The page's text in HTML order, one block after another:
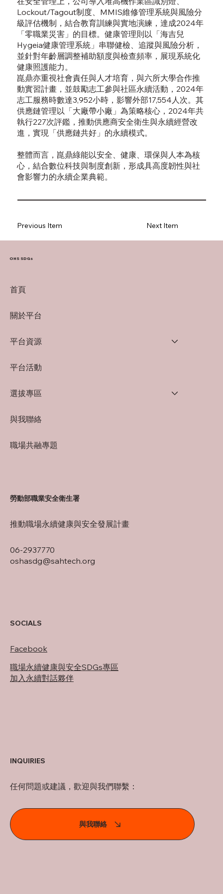
Lockout/Tagout制度、MMIS維修管理系統與風險分
級評估機制，結合教育訓練與實地演練，達成2024年
「零職業災害」的目標。健康管理則以「海吉兒
Hygeia健康管理系統」串聯健檢、追蹤與風險分析，
並針對年齡層調整補助額度與檢查頻率，展現系統化
健康照護能力。
崑鼎亦重視社會責任與人才培育，與六所大學合作推
動實習計畫，並鼓勵志工參與社區永續活動，2024年
志工服務時數達3,952小時，影響外部17,554人次。其
供應鏈管理以「大廠帶小廠」為策略核心，2024年共
執行227次評鑑，推動供應商安全衛生與永續經營改
進，實現「供應鏈共好」的永續模式。
整體而言，崑鼎綠能以安全、健康、環保與人本為核
心，結合數位科技與制度創新，形成具高度韌性與社
會影響力的永續企業典範。
Previous Item Next Item
OHS SDGs
首頁
關於平台
平台資源
平台活動
選拔專區
與我聯絡
職場共融專題
勞動部職業安全衛生署
推動職場永續健康與安全發展計畫
06-2937770
oshasdg@sahtech.org
SOCIALS
職場永續健康與安全SDGs專區
Facebook
加入永續對話夥伴
INQUIRIES
任何問題或建議，歡迎與我們聯繫：
與我聯絡